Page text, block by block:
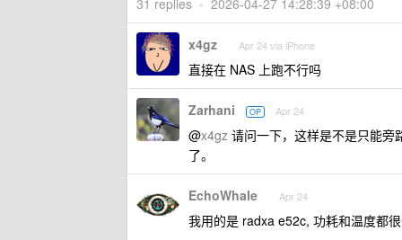
31 replies • 2026-04-27 14:28:39 +08:00
x4gz Apr 24 via iPhone
直接在 NAS 上跑不行吗
Zarhani OP Apr 24
@x4gz 请问一下，这样是不是只能旁
了。
EchoWhale Apr 24
我用的是 radxa e52c, 功耗和温度都